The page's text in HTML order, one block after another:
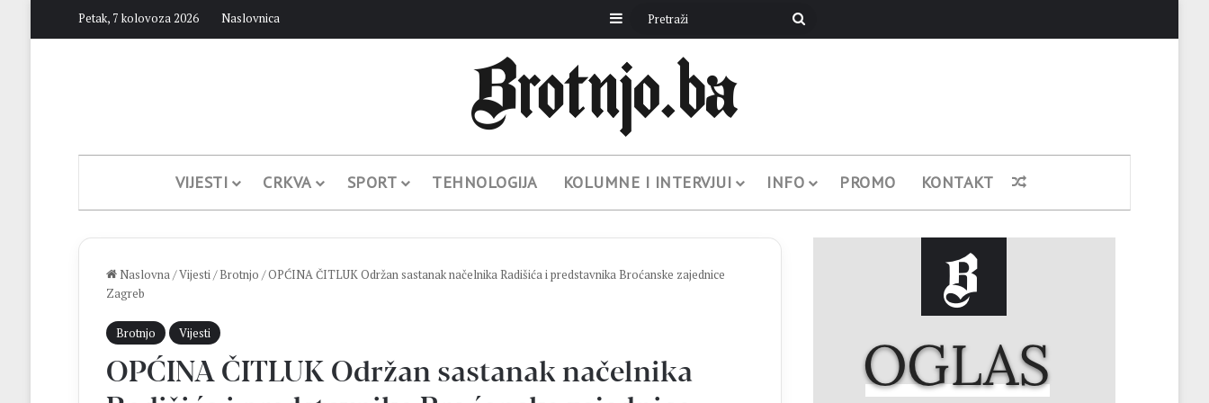
Petak, 7 kolovoza 2026 Naslovnica Sidebar Pretraži
VIJESTI CRKVA SPORT TEHNOLOGIJA KOLUMNE I INTERVJUI INFO PROMO KONTAKT Nasumični članak
Naslovna/Vijesti/ Brotnjo /OPĆINA ČITLUK Održan sastanak načelnika Radišića i predstavnika Broćanske zajednice
Zagreb
Brotnjo Vijesti
OPĆINA ČITLUK Održan sastanak načelnika